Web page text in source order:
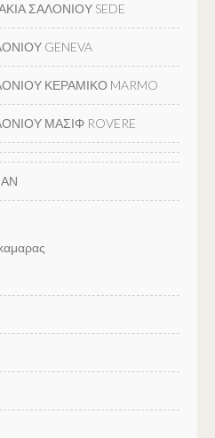
ΣΑΛΟΝΙΟΥ SEDE
GENEVA
ΚΕΡΑΜΙΚΟ MARMO
ΜΑΣΙΦ ROVERE